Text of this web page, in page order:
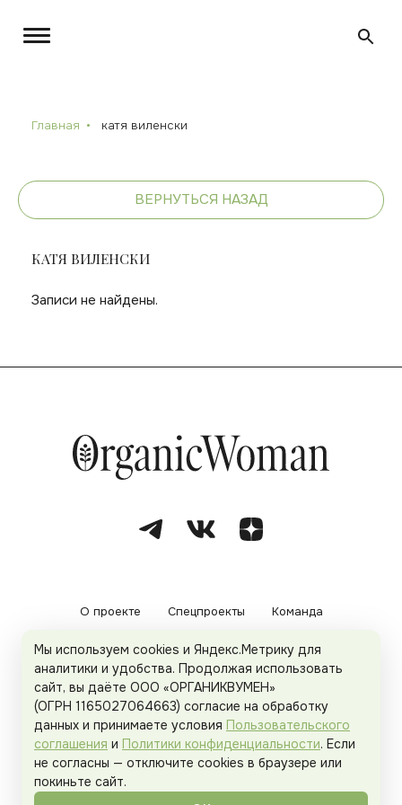
Главная катя виленски
ВЕРНУТЬСЯ НАЗАД
КАТЯ ВИЛЕНСКИ
Записи не найдены.
О проекте Спецпроекты Команда
Рекламодателям Политика конфиденциальности
Пользовательское соглашение
Organicwoman.ru . Все права защищены.
Мы используем cookies и Яндекс.Метрику для
аналитики и удобства. Продолжая использовать
сайт, вы даёте ООО «ОРГАНИКВУМЕН»
(ОГРН 1165027064663) согласие на обработку
данных и принимаете условия Пользовательского
соглашения и Политики конфиденциальности. Если
не согласны — отключите cookies в браузере или
покиньте сайт.